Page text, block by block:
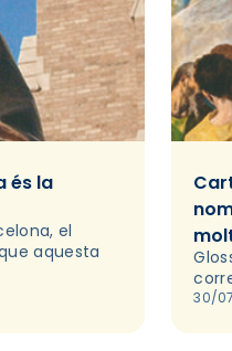
és la
el
aquesta
30/